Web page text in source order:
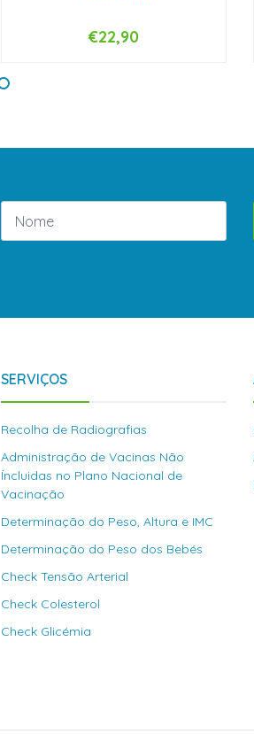
+
€22,90
SERVIÇOS
Recolha de Radiografias
Administração de Vacinas Não
Íncluidas no Plano Nacional de
Vacinação
Determinação do Peso, Altura e IMC
Determinação do Peso dos Bebés
Check Tensão Arterial
Check Colesterol
Check Glicémia